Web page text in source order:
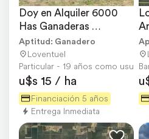
Doy en Alquiler 6000
Has Ganaderas
Excelentes N de la
Pampa
Aptitud: Ganadero
Loventuel
Particular - 19 años como usuario
u$s 15 / ha
Financiación 5 años
Entrega Inmediata